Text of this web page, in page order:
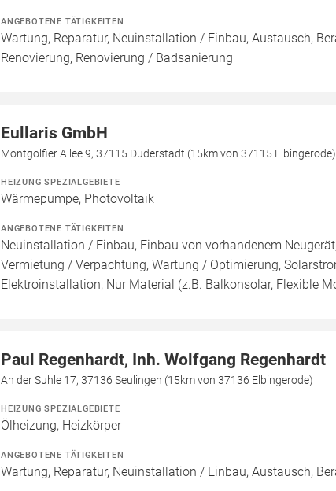
ANGEBOTENE TÄTIGKEITEN
Wartung, Reparatur, Neuinstallation / Einbau, Austausch,
Renovierung, Renovierung / Badsanierung
Eullaris GmbH
Montgolfier Allee 9, 37115 Duderstadt (15km von 37115 Elbingerode)
HEIZUNG SPEZIALGEBIETE
Wärmepumpe, Photovoltaik
ANGEBOTENE TÄTIGKEITEN
Neuinstallation / Einbau, Einbau von vorhandenem
Vermietung / Verpachtung, Wartung / Optimierung,
Elektroinstallation, Nur Material (z.B. Balkonsolar, Flexible
Paul Regenhardt, Inh. Wolfgang Regenhardt
An der Suhle 17, 37136 Seulingen (15km von 37136 Elbingerode)
HEIZUNG SPEZIALGEBIETE
Ölheizung, Heizkörper
ANGEBOTENE TÄTIGKEITEN
Wartung, Reparatur, Neuinstallation / Einbau, Austausch,